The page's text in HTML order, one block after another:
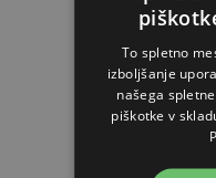
To spletno
izboljšanje
našega
piškotke v